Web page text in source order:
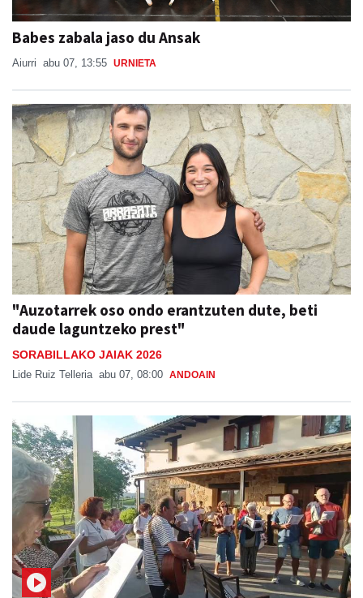
Babes zabala jaso du Ansak
Aiurri abu 07, 13:55 URNIETA
"Auzotarrek oso ondo erantzuten dute, beti
daude laguntzeko prest"
SORABILLAKO JAIAK 2026
Lide Ruiz Telleria abu 07, 08:00 ANDOAIN